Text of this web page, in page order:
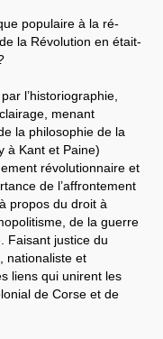
populaire à la ré-
la Révolution en était-
l’historiographie,
menant
la philosophie de la
à Kant et Paine)
révolutionnaire et
de l’affrontement
propos du droit à
de la guerre
Faisant justice du
nationaliste et
liens qui unirent les
de Corse et de